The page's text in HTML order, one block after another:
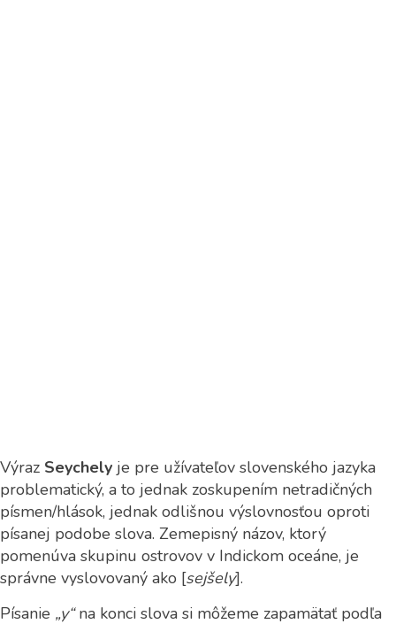
Výraz Seychely je pre užívateľov slovenského jazyka
problematický, a to jednak zoskupením netradičných
písmen/hlások, jednak odlišnou výslovnosťou oproti
písanej podobe slova. Zemepisný názov, ktorý
pomenúva skupinu ostrovov v Indickom oceáne, je
správne vyslovovaný ako [sejšely].
Písanie „y“na konci slova si môžeme zapamätať podľa